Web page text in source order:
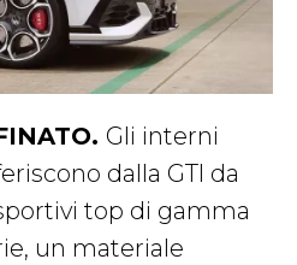
Gli interni
dalla GTI da
top di gamma
un materiale